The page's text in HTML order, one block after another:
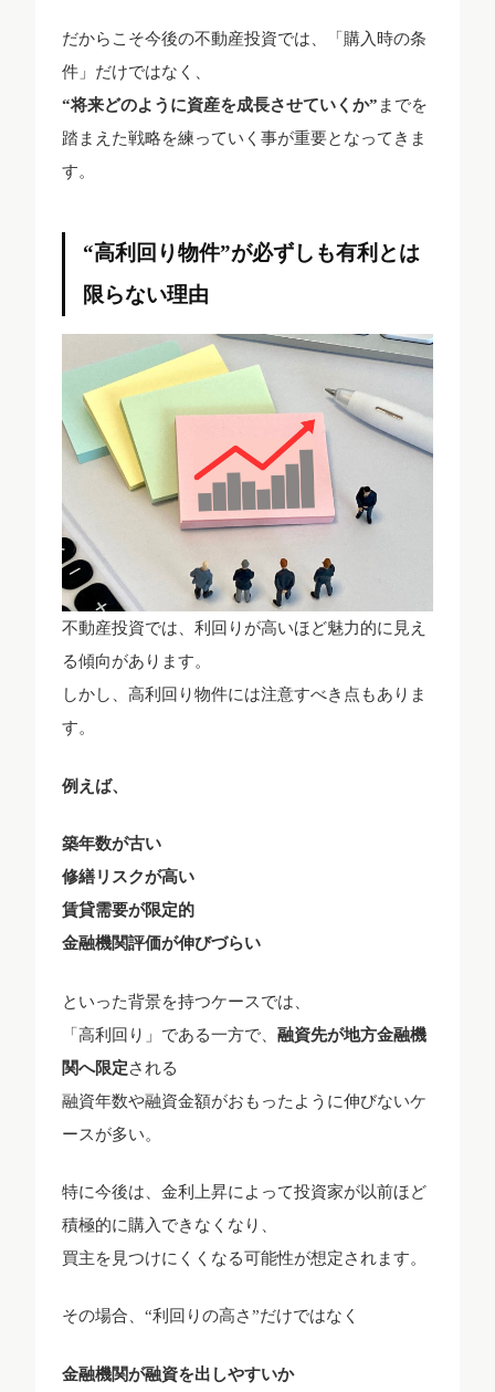
だからこそ今後の不動産投資では、「購入時の条
件」だけではなく、
“将来どのように資産を成長させていくか” までを
踏まえた戦略を練っていく事が重要となってきま
す。
“高利回り物件”が必ずしも有利とは
限らない理由
不動産投資では、利回りが高いほど魅力的に見え
る傾向があります。
しかし、高利回り物件には注意すべき点もありま
す。
例えば、
築年数が古い
修繕リスクが高い
賃貸需要が限定的
金融機関評価が伸びづらい
といった背景を持つケースでは、
「高利回り」である一方で、 融資先が地方金融機
関へ限定される
融資年数や融資金額がおもったように伸びないケ
ースが多い。
特に今後は、金利上昇によって投資家が以前ほど
積極的に購入できなくなり、
買主を見つけにくくなる可能性が想定されます。
その場合、“利回りの高さ”だけではなく
金融機関が融資を出しやすいか